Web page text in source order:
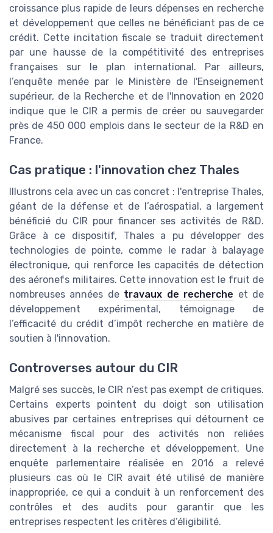
croissance plus rapide de leurs dépenses en recherche
et développement que celles ne bénéficiant pas de ce
crédit. Cette incitation fiscale se traduit directement
par une hausse de la compétitivité des entreprises
françaises sur le plan international. Par ailleurs,
l’enquête menée par le Ministère de l'Enseignement
supérieur, de la Recherche et de l'Innovation en 2020
indique que le CIR a permis de créer ou sauvegarder
près de 450 000 emplois dans le secteur de la R&D en
France.
Cas pratique : l'innovation chez Thales
Illustrons cela avec un cas concret : l'entreprise Thales,
géant de la défense et de l’aérospatial, a largement
bénéficié du CIR pour financer ses activités de R&D.
Grâce à ce dispositif, Thales a pu développer des
technologies de pointe, comme le radar à balayage
électronique, qui renforce les capacités de détection
des aéronefs militaires. Cette innovation est le fruit de
nombreuses années de travaux de recherche et de
développement expérimental, témoignage de
l’efficacité du crédit d’impôt recherche en matière de
soutien à l'innovation.
Controverses autour du CIR
Malgré ses succès, le CIR n’est pas exempt de critiques.
Certains experts pointent du doigt son utilisation
abusives par certaines entreprises qui détournent ce
mécanisme fiscal pour des activités non reliées
directement à la recherche et développement. Une
enquête parlementaire réalisée en 2016 a relevé
plusieurs cas où le CIR avait été utilisé de manière
inappropriée, ce qui a conduit à un renforcement des
contrôles et des audits pour garantir que les
entreprises respectent les critères d’éligibilité.